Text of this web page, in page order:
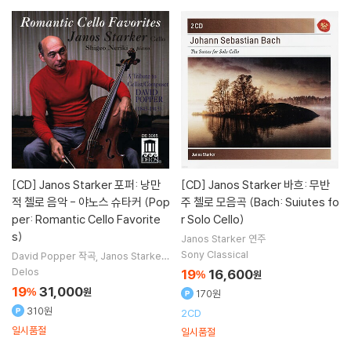
[CD] Janos Starker 포퍼: 낭만
적 첼로 음악 - 야노스 슈타커 (Pop
per: Romantic Cello Favorite
s)
David Popper 작곡 Janos Starker
Shigeo Neriki
Delos
19% 31,000원
310원
일시품절
[CD] Janos Starker 바흐: 무반
주 첼로 모음곡 (Bach: Suiutes fo
r Solo Cello)
Janos Starker 연주
Sony Classical
19% 16,600원
170원
2CD
일시품절